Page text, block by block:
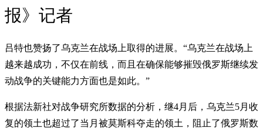
报》记者
吕特也赞扬了乌克兰在战场上取得的进展。“乌克兰在战场上
越来越成功，不仅在前线，而且在确保能够摧毁俄罗斯继续发
动战争的关键能力方面也是如此。”
根据法新社对战争研究所数据的分析，继4月后，乌克兰5月收
复的领土也超过了当月被莫斯科夺走的领土，阻止了俄罗斯数